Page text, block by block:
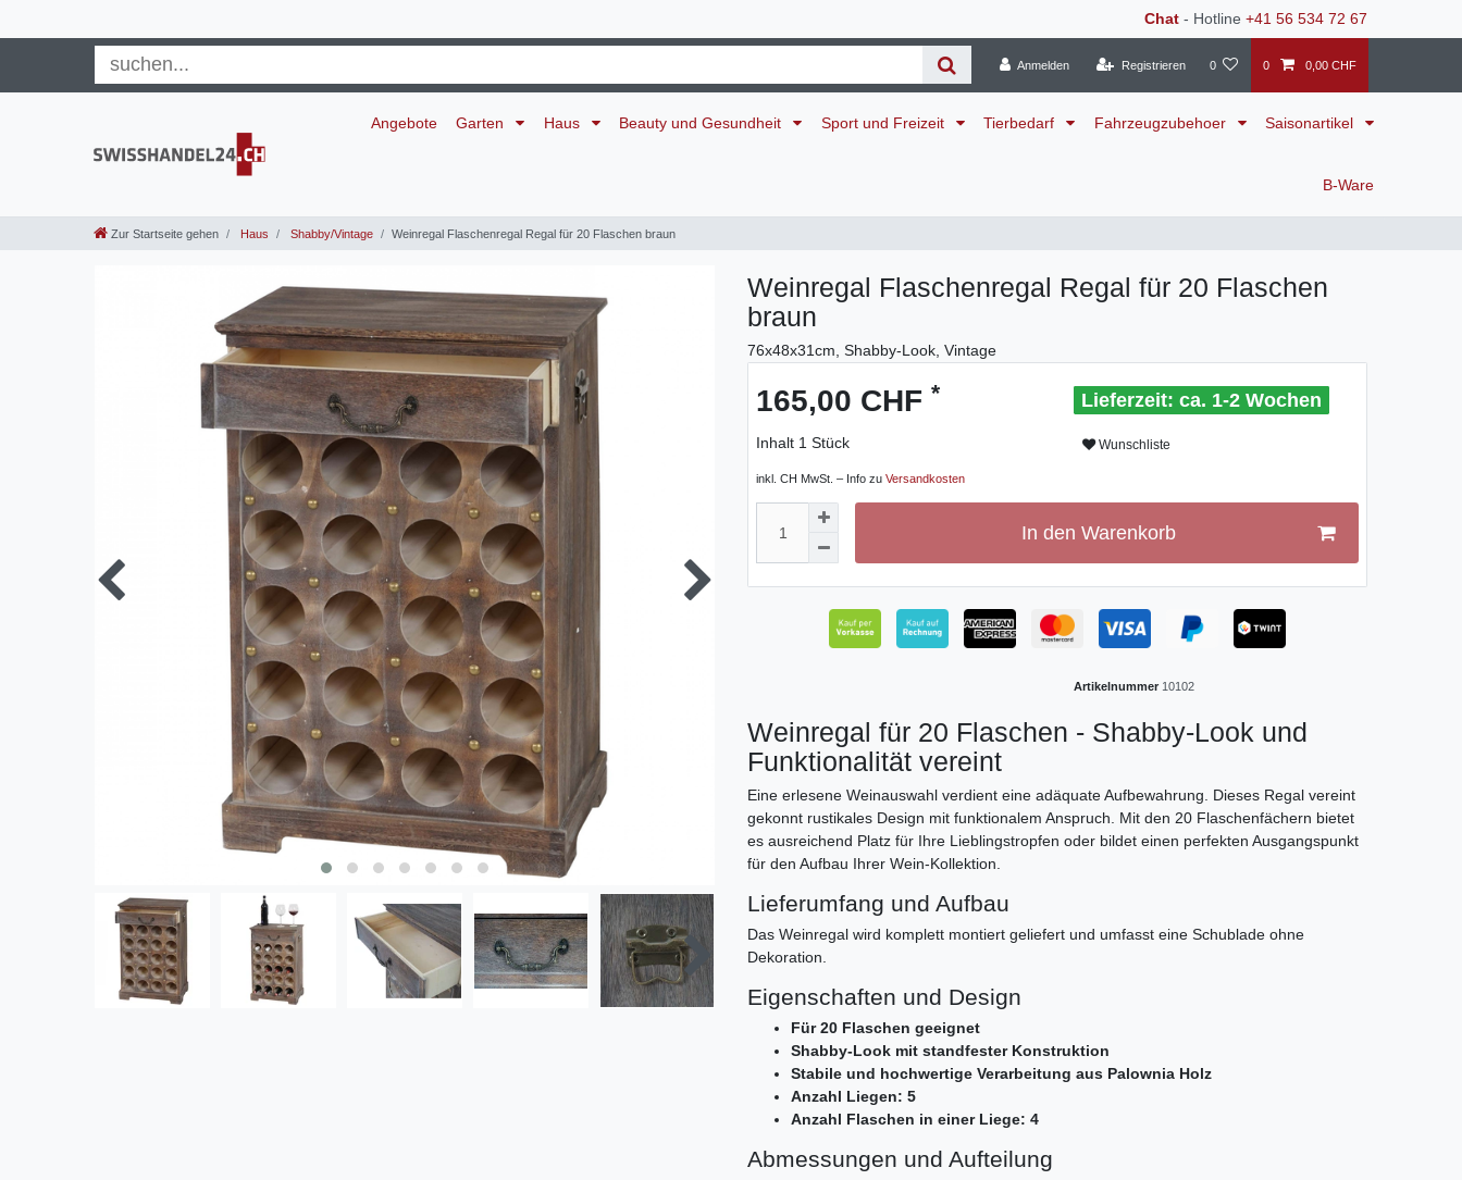
Chat - Hotline +41 56 534 72 67
Anmelden Registrieren 0 0 0,00 CHF
Angebote Garten Haus Beauty und Gesundheit Sport und Freizeit Tierbedarf Fahrzeugzubehoer Saisonartikel
B-Ware
Zur Startseite gehen Haus Shabby/Vintage Weinregal Flaschenregal Regal für 20 Flaschen braun
Weinregal Flaschenregal Regal für 20 Flaschen
braun
76x48x31cm, Shabby-Look, Vintage
165,00 CHF *
Inhalt 1 Stück
inkl. CH MwSt. – Info zu Versandkosten
ca. 1-2 Wochen
Wunschliste
In den Warenkorb
Artikelnummer 10102
Weinregal für 20 Flaschen - Shabby-Look und
Funktionalität vereint
Eine erlesene Weinauswahl verdient eine adäquate Aufbewahrung. Dieses Regal vereint
gekonnt rustikales Design mit funktionalem Anspruch. Mit den 20 Flaschenfächern bietet
es ausreichend Platz für Ihre Lieblingstropfen oder bildet einen perfekten Ausgangspunkt
für den Aufbau Ihrer Wein-Kollektion.
Lieferumfang und Aufbau
Das Weinregal wird komplett montiert geliefert und umfasst eine Schublade ohne
Dekoration.
Eigenschaften und Design
Für 20 Flaschen geeignet
Shabby-Look mit standfester Konstruktion
Stabile und hochwertige Verarbeitung aus Palownia Holz
Anzahl Liegen: 5
Anzahl Flaschen in einer Liege: 4
Abmessungen und Aufteilung